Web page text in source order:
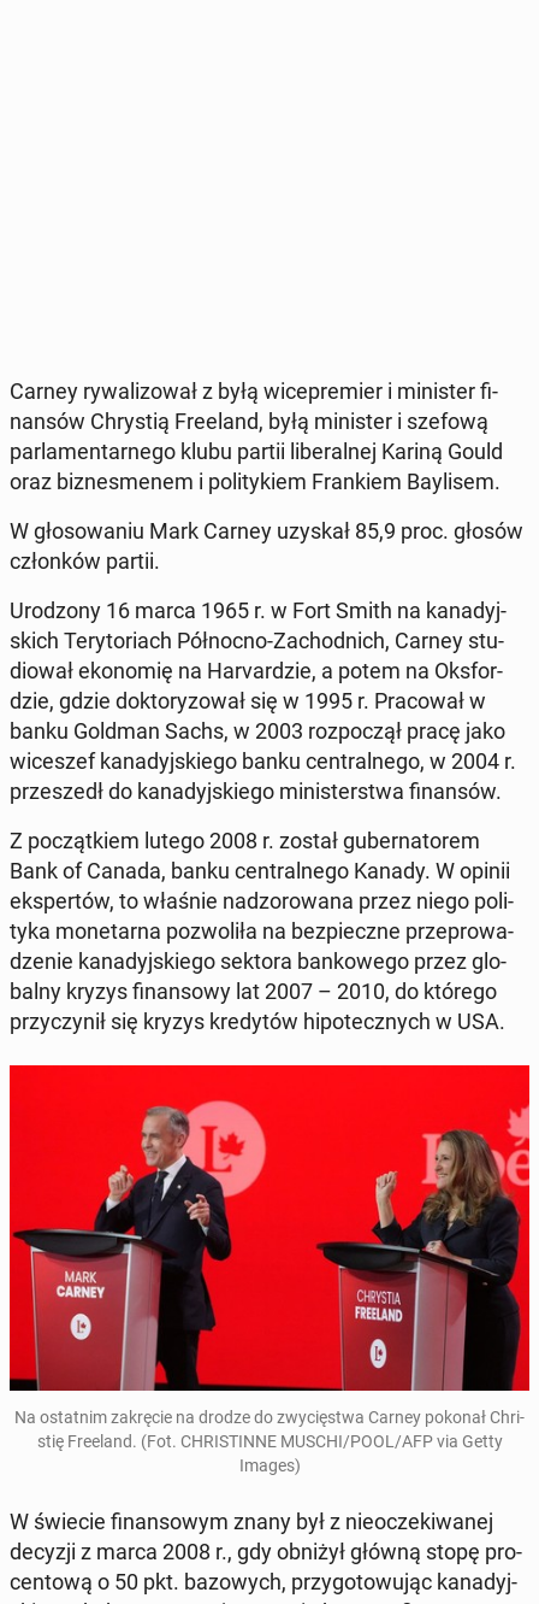
Carney ry­wa­li­zo­wał z byłą wi­ce­pre­mier i mi­ni­ster fi­
nan­sów Chry­stią Fre­eland, byłą mi­ni­ster i szefową
par­la­men­tar­ne­go klubu partii li­be­ral­nej Kariną Gould
oraz biz­nes­me­nem i po­li­ty­kiem Fran­kiem Bay­li­sem.
W gło­so­wa­niu Mark Carney uzyskał 85,9 proc. głosów
człon­ków partii.
Uro­dzo­ny 16 marca 1965 r. w Fort Smith na ka­na­dyj­
skich Te­ry­to­riach Pół­noc­no-Za­chod­nich, Carney stu­
dio­wał eko­no­mię na Ha­rvar­dzie, a potem na Oks­for­
dzie, gdzie dok­to­ry­zo­wał się w 1995 r. Pra­co­wał w
banku Goldman Sachs, w 2003 roz­po­czął pracę jako
wi­ce­szef ka­na­dyj­skie­go banku cen­tral­ne­go, w 2004 r.
prze­szedł do ka­na­dyj­skie­go mi­ni­ster­stwa fi­nan­sów.
Z po­cząt­kiem lutego 2008 r. został gu­ber­na­to­rem
Bank of Canada, banku cen­tral­ne­go Kanady. W opinii
eks­per­tów, to właśnie nad­zo­ro­wa­na przez niego po­li­
ty­ka mo­ne­tar­na po­zwo­li­ła na bez­piecz­ne prze­pro­wa­
dze­nie ka­na­dyj­skie­go sektora ban­ko­we­go przez glo­
bal­ny kryzys fi­nan­so­wy lat 2007 – 2010, do którego
przy­czy­nił się kryzys kre­dy­tów hi­po­tecz­nych w USA.
Na ostat­nim za­krę­cie na drodze do zwy­cię­stwa Carney pokonał Chri­
stię Fre­eland. (Fot. CHRI­STIN­NE MUSCHI/POOL/AFP via Getty
Images)
W świecie fi­nan­so­wym znany był z nie­ocze­ki­wa­nej
decyzji z marca 2008 r., gdy obniżył główną stopę pro­
cen­to­wą o 50 pkt. ba­zo­wych, przy­go­to­wu­jąc ka­na­dyj­